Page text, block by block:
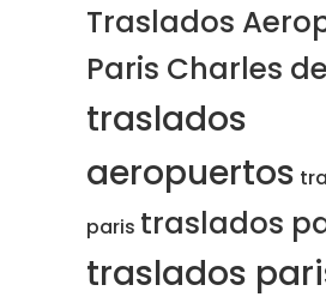
Traslados
Paris Charles
traslados
aeropuertos
paris traslados
traslados